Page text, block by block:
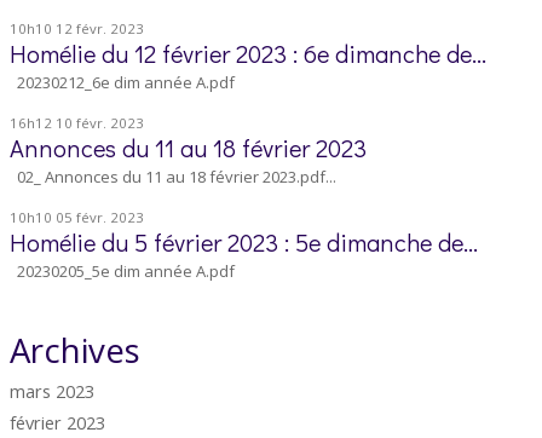
10h10 12 févr. 2023
Homélie du 12 février 2023 : 6e dimanche de...
20230212_6e dim année A.pdf
16h12 10 févr. 2023
Annonces du 11 au 18 février 2023
02_ Annonces du 11 au 18 février 2023.pdf...
10h10 05 févr. 2023
Homélie du 5 février 2023 : 5e dimanche de...
20230205_5e dim année A.pdf
Archives
mars 2023
février 2023